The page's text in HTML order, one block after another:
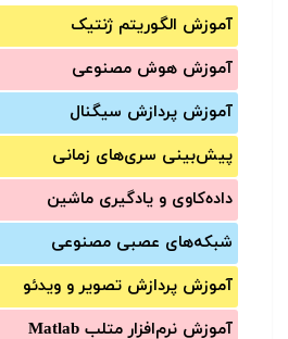
آموزش الگوریتم ژنتیک
آموزش‌ هوش مصنوعی
آموزش‌ پردازش سیگنال
پیش‌‌بینی سری‌‌های زمانی
داده‌کاوی و یادگیری ماشین
شبکه‌های عصبی مصنوعی
آموزش‌ پردازش تصویر و ویدئو
آموزش‌ نرم‌افزار متلب Matlab